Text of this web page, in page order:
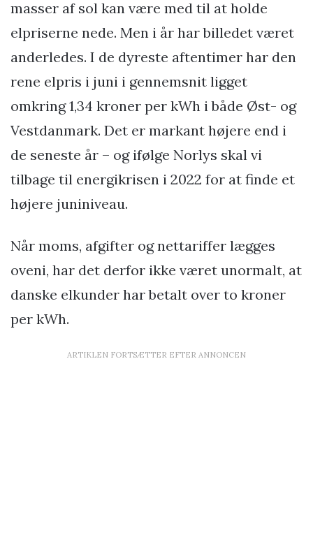
masser af sol kan være med til at holde
elpriserne nede. Men i år har billedet været
anderledes. I de dyreste aftentimer har den
rene elpris i juni i gennemsnit ligget
omkring 1,34 kroner per kWh i både Øst- og
Vestdanmark. Det er markant højere end i
de seneste år – og ifølge Norlys skal vi
tilbage til energikrisen i 2022 for at finde et
højere juniniveau.
Når moms, afgifter og nettariffer lægges
oveni, har det derfor ikke været unormalt, at
danske elkunder har betalt over to kroner
per kWh.
ARTIKLEN FORTSÆTTER EFTER ANNONCEN